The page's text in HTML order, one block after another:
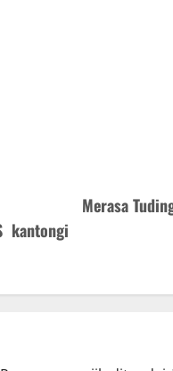
kantongi
Merasa